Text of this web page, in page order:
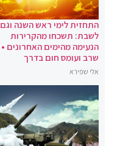
התחזית לימי ראש השנה וגם
לשבת: תשכחו מהקרירות
הנעימה מהימים האחרונים •
שרב ועומס חום בדרך
אלי שפירא